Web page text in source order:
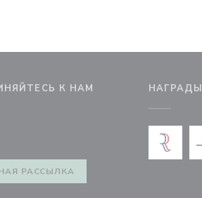
К НАМ
в новом окне))
((открывается в новом окне))
РАССЫЛКА
НАГРАДЫ